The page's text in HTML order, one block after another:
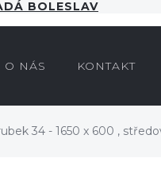
BOLESLAV
O NÁS KONTAKT
34 - 1650 x 600 ,